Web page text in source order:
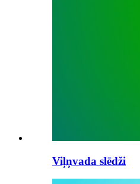
Viļņvada slēdži